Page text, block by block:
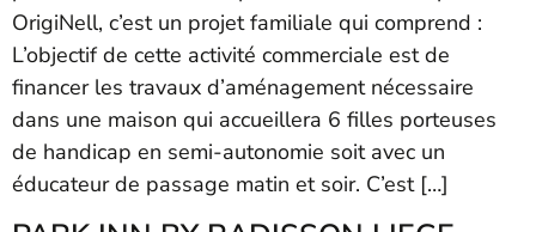
OrigiNell, c’est un projet familiale qui comprend :
L’objectif de cette activité commerciale est de
financer les travaux d’aménagement nécessaire
dans une maison qui accueillera 6 filles porteuses
de handicap en semi-autonomie soit avec un
éducateur de passage matin et soir. C’est […]